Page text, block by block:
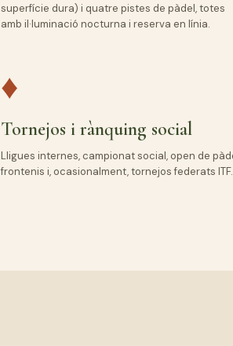
superfície dura) i quatre pistes de pàdel, totes
amb il·luminació nocturna i reserva en línia.
♦
Tornejos i rànquing social
Lligues internes, campionat social, open de
frontenis i, ocasionalment, tornejos federats ITF.